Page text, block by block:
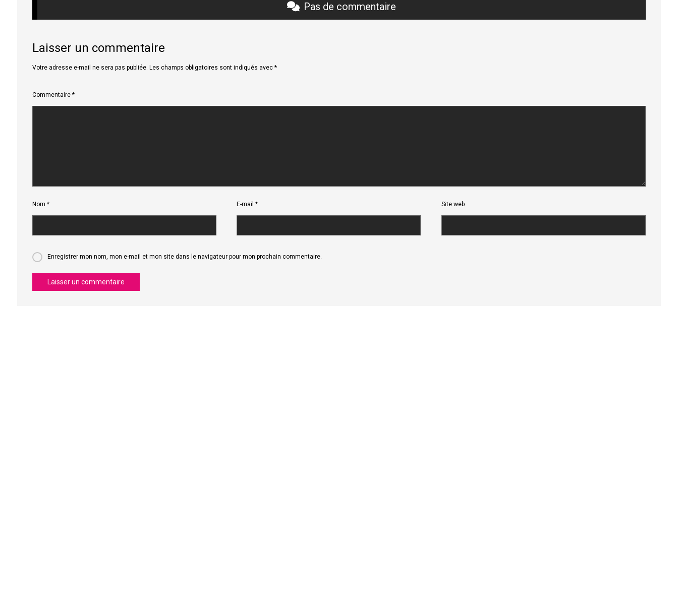
Pas de commentaire
Laisser un commentaire
Votre adresse e-mail ne sera pas publiée. Les champs obligatoires sont indiqués avec *
Commentaire *
Nom * E-mail* Site web
Enregistrer mon nom, mon e-mail et mon site dans le navigateur pour mon prochain commentaire.